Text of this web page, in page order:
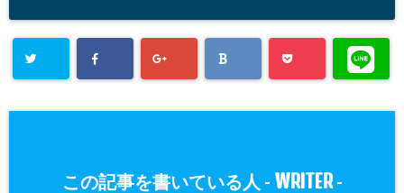
この記事を書いている人 - WRITER-